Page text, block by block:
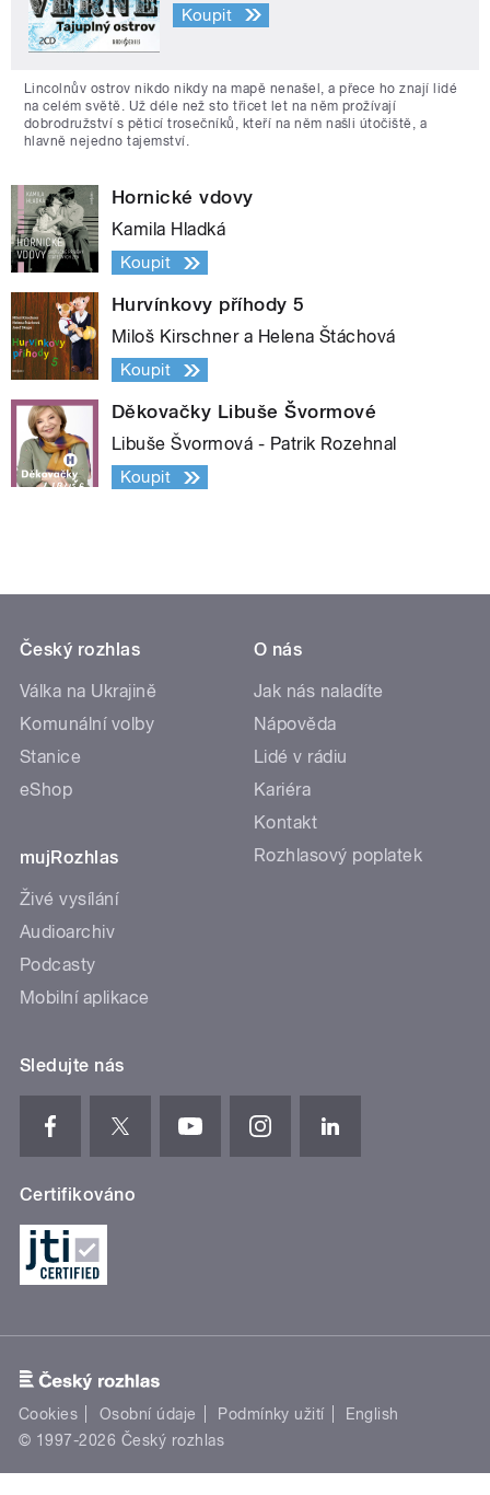
Koupit
Lincolnův ostrov nikdo nikdy na mapě nenašel, a přece ho znají lidé
na celém světě. Už déle než sto třicet let na něm prožívají
dobrodružství s pěticí trosečníků, kteří na něm našli útočiště, a
hlavně nejedno tajemství.
Hornické vdovy
Kamila Hladká
Koupit
Hurvínkovy příhody 5
Miloš Kirschner a Helena Štáchová
Koupit
Děkovačky Libuše Švormové
Libuše Švormová - Patrik Rozehnal
Koupit
Český rozhlas
Válka na Ukrajině
Komunální volby
Stanice
eShop
mujRozhlas
Živé vysílání
Audioarchiv
Podcasty
Mobilní aplikace
O nás
Jak nás naladíte
Nápověda
Lidé v rádiu
Kariéra
Kontakt
Rozhlasový poplatek
Sledujte nás
Certifikováno
Cookies Osobní údaje Podmínky užití
English
© 1997-2026 Český rozhlas